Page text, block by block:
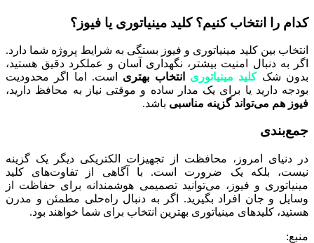
کدام را انتخاب کنیم؟ کلید مینیاتوری یا فیوز؟
انتخاب بین کلید مینیاتوری و فیوز بستگی به شرایط پروژه شما دارد.
اگر به دنبال امنیت بیشتر، نگهداری آسان و عملکرد دقیق هستید،
بدون شککلید مینیاتوری انتخاب بهتری است. اما اگر محدودیت
بودجه دارید یا برای یک مدار ساده و موقتی نیاز به محافظ دارید،
فیوز هم می‌تواند گزینه مناسبی باشد.
جمع‌بندی
در دنیای امروز، محافظت از تجهیزات الکتریکی دیگر یک گزینه
نیست، بلکه یک ضرورت است. با آگاهی از تفاوت‌های کلید
مینیاتوری و فیوز، می‌توانید تصمیمی هوشمندانه برای حفاظت از
وسایل و جان افراد بگیرید. اگر به دنبال راه‌حلی مطمئن و مدرن
هستید، کلیدهای مینیاتوری بهترین انتخاب برای شما خواهند بود.
منبع: